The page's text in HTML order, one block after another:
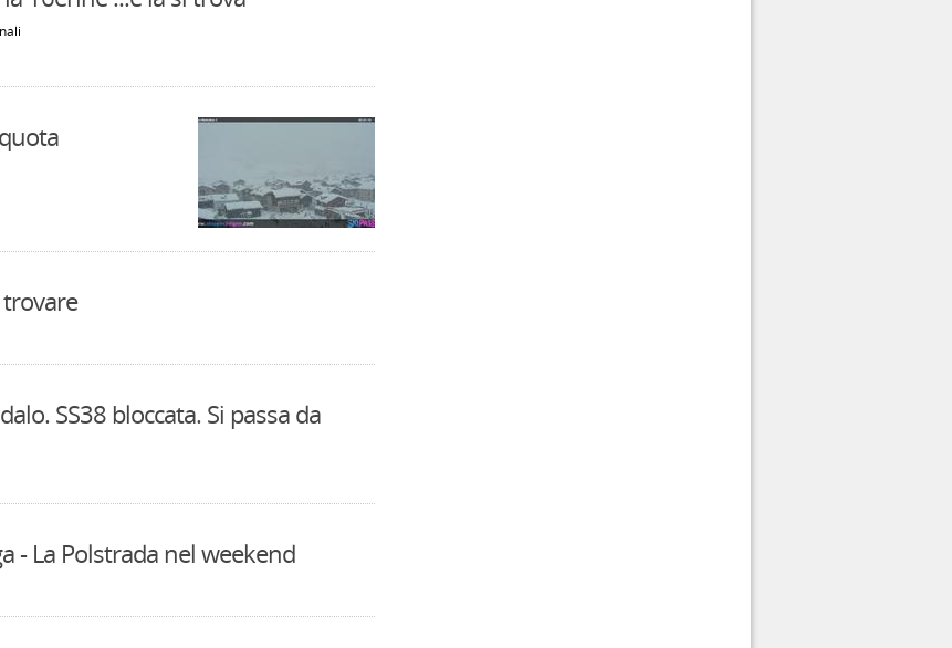
SS38 bloccata. Si passa da
- La Polstrada nel weekend